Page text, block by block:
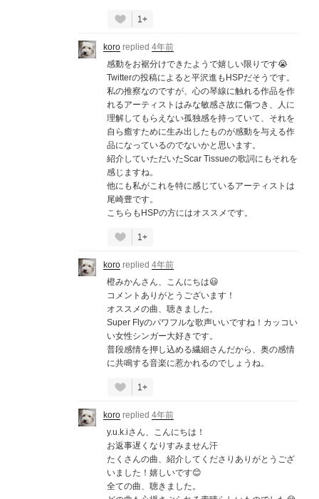
1+
koro replied 4年前
感動をお裾分けできたようで嬉しい限りです😭
Twitterの投稿によると平沢進もHSPだそうです。
私の推察なのですが、心の琴線に触れる作品を作
れるアーティストはみな敏感さ故に傷つき、人に
理解してもらえない孤独感を持っていて、それを
自ら癒すために生み出したものが感動を与える作
品になっているのでないかと思います。
紹介していただいたScar Tissueの歌詞にもそれを
感じますね。
他にも私がこれを特に感じているアーティストは
尾崎豊です。
こちらもHSPの方にはオススメです。
1+
koro replied 4年前
橙みかんさん、こんにちは😃
コメントありがとうございます！
オススメの曲、聴きました。
Super Flyのパワフルな歌声いいですね！カッコい
い女性シンガー大好きです。
普段感情を押し込める繊細さんだから、奥の感情
に共鳴する音楽に惹かれるのでしょうね。
1+
koro replied 4年前
y.u.k.iさん、こんにちは！
お返事遅くなりすみません汗
たくさんの曲、紹介してくださりありがとうござ
いました！嬉しいです😊
全ての曲、聴きました。